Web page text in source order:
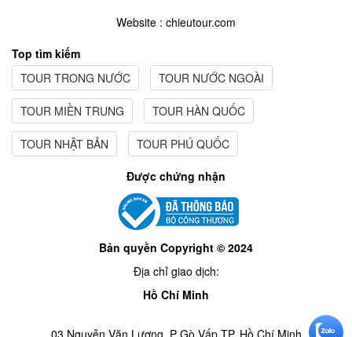
Website : chieutour.com
Top tìm kiếm
TOUR TRONG NƯỚC
TOUR NƯỚC NGOÀI
TOUR MIỀN TRUNG TOUR HÀN QUỐC
TOUR NHẬT BẢN TOUR PHÚ QUỐC
Được chứng nhận
Bản quyền Copyright © 2024
Địa chỉ giao dịch:
Hồ Chí Minh